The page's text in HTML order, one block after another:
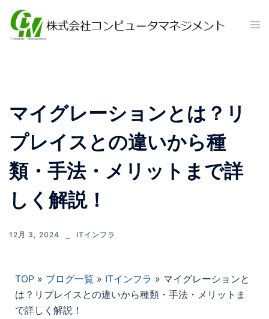
マイグレーションとは？リ
プレイスとの違いから種
類・手法・メリットまで詳
しく解説！
12月 3, 2024 ITインフラ
TOP » ブログ一覧 » ITインフラ » マイグレーションと
は？リプレイスとの違いから種類・手法・メリットま
で詳しく解説！